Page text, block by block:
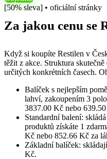
[50% sleva] • oficiální stránky
Za jakou cenu se
Když si koupíte Restilen v
těžit z akce. Struktura
určitých konkrétních časech.
Balíček s nejlepším
lahví, zakoupením 3
3837.00 Kč nebo
Standardní balení:
produktů získáte 1
Kč nebo 852.66 Kč za
Základní balíček:
Kč.